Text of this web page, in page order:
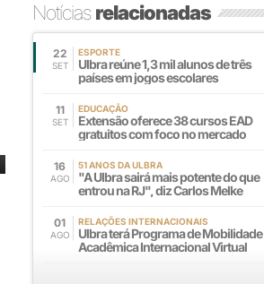
Notíciasrelacionadas
22
SET
ESPORTE
Ulbra reúne 1,3 mil alunos de três
países em jogos escolares
11
SET
EDUCAÇÃO
Extensão oferece 38 cursos EAD
gratuitos com foco no mercado
16
AGO
51 ANOS DA ULBRA
"A Ulbra sairá mais potente do que
entrou na RJ", diz Carlos Melke
01
AGO
RELAÇÕES INTERNACIONAIS
Ulbra terá Programa de Mobilidade
Acadêmica Internacional Virtual